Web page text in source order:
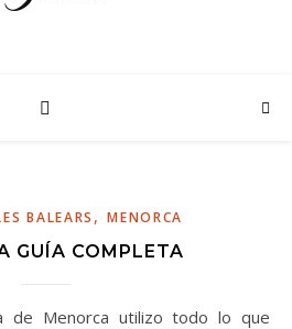
BALEARS ,MENORCA
GUÍA COMPLETA